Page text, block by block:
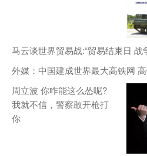
马云谈世界贸易战:“贸易结束日 战
外媒：中国建成世界最大高铁网
周立波 你咋能这么怂呢?
我就不信，警察敢开枪打
你